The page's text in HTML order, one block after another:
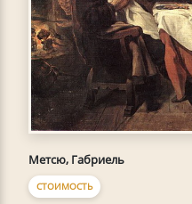
Метсю, Габриель
СТОИМОСТЬ